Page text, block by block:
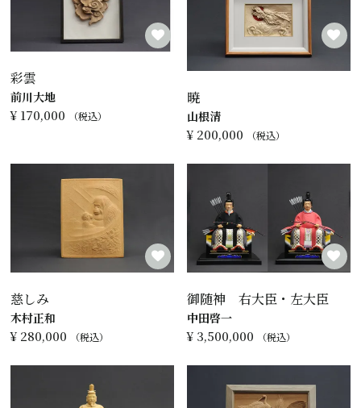
彩雲
¥ 170,000 税込
前川大地 暁
¥ 200,000 税込
山根清
慈しみ
¥ 280,000 税込
木村正和
御随神 右大臣・左大臣
¥ 3,500,000 税込
中田啓一